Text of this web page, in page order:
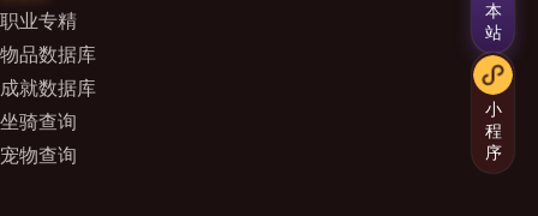
职业专精
物品数据库
成就数据库
坐骑查询
宠物查询
本
站
小
程
序